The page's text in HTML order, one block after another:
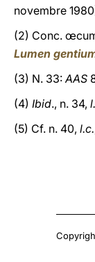
novembre
(2) Conc.
Lumen
(3) N. 33:AAS
(4) Ibid., n. 34,
(5) Cf. n. 40, l.c.